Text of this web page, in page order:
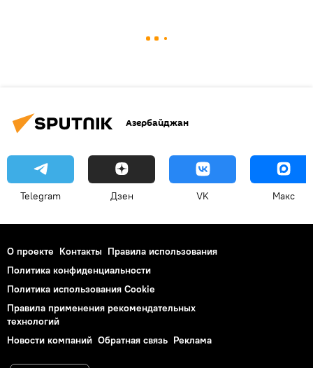
Азербайджан
Telegram Дзен VK Макс
О проекте Контакты Правила использования
Политика конфиденциальности
Политика использования Cookie
Правила применения рекомендательных
технологий
Новости компаний Обратная связь Реклама